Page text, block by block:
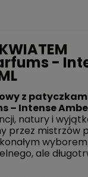
-
z
– Intense
natury i
przez mistrzów
ale